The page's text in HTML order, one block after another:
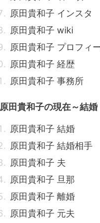
原田貴和子 インスタ
原田貴和子 wiki
原田貴和子 プロフィ
原田貴和子 経歴
原田貴和子 事務所
原田貴和子の現在～結
原田貴和子 結婚
原田貴和子 結婚相手
原田貴和子 夫
原田貴和子 旦那
原田貴和子 離婚
原田貴和子 元夫